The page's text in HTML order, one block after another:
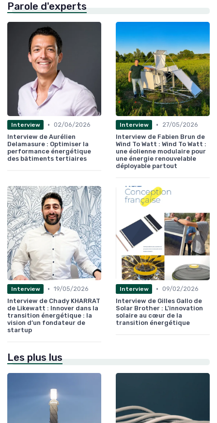
Parole d'experts
Interview • 02/06/2026
Interview de Aurélien
Delamasure : Optimiser la
performance énergétique
des bâtiments tertiaires
Interview •
27/05/2026
Interview de Fabien Brun de
Wind To Watt : Wind To Watt :
une éolienne modulaire pour
une énergie renouvelable
déployable partout
Interview • 19/05/2026
Interview de Chady KHARRAT
de Likewatt : Innover dans la
transition énergétique : la
vision d’un fondateur de
startup
Interview • 09/02/2026
Interview de Gilles Gallo de
Solar Brother : L'innovation
solaire au cœur de la
transition énergétique
Les plus lus